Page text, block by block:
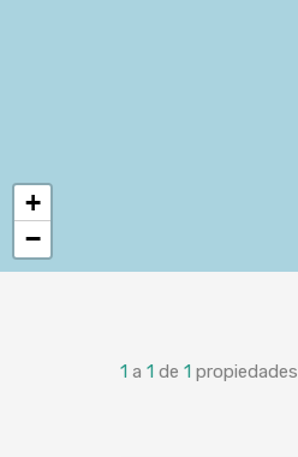
+
−
1 a 1 de 1 propiedades